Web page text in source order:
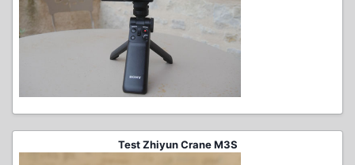
Test Zhiyun Crane M3S